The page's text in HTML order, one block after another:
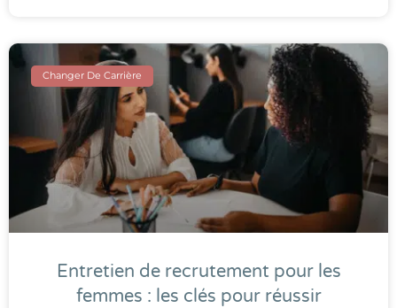
Changer De Carrière
Entretien de recrutement pour les
femmes : les clés pour réussir